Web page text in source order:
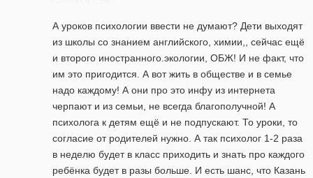
А уроков психологии ввести не думают? Дети выходят
из школы со знанием английского, химии,, сейчас ещё
и второго иностранного.экологии, ОБЖ! И не факт, что
им это пригодится. А вот жить в обществе и в семье
надо каждому! А они про это инфу из интернета
черпают и из семьи, не всегда благополучной! А
психолога к детям ещё и не подпускают. То уроки, то
согласие от родителей нужно. А так психолог 1-2 раза
в неделю будет в класс приходить и знать про каждого
ребёнка будет в разы больше. И есть шанс, что Казань